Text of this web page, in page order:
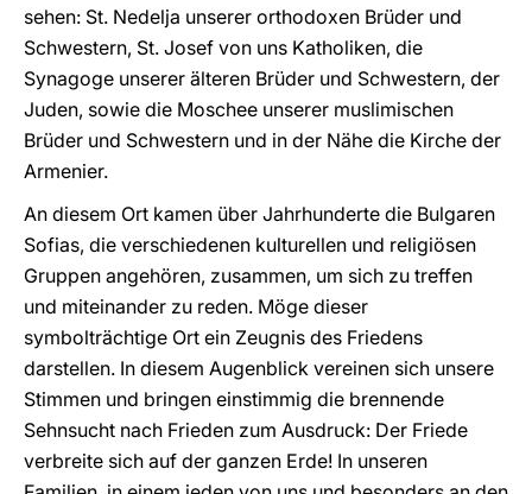
sehen: St. Nedelja unserer orthodoxen Brüder und
Schwestern, St. Josef von uns Katholiken, die
Synagoge unserer älteren Brüder und Schwestern, der
Juden, sowie die Moschee unserer muslimischen
Brüder und Schwestern und in der Nähe die Kirche der
Armenier.
An diesem Ort kamen über Jahrhunderte die Bulgaren
Sofias, die verschiedenen kulturellen und religiösen
Gruppen angehören, zusammen, um sich zu treffen
und miteinander zu reden. Möge dieser
symbolträchtige Ort ein Zeugnis des Friedens
darstellen. In diesem Augenblick vereinen sich unsere
Stimmen und bringen einstimmig die brennende
Sehnsucht nach Frieden zum Ausdruck: Der Friede
verbreite sich auf der ganzen Erde! In unseren